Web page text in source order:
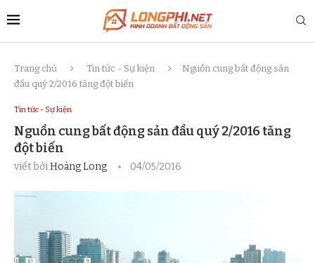
Trang chủ Tin tức - Sự kiện
Nguồn cung bất động sản
đầu quý 2/2016 tăng đột biến
Tin tức - Sự kiện
Nguồn cung bất động sản đầu quý 2/2016 tăng
đột biến
viết bởiHoàng Long 04/05/2016